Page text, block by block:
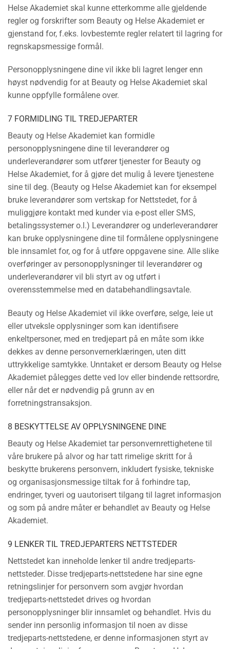
Helse Akademiet skal kunne etterkomme alle gjeldende
regler og forskrifter som Beauty og Helse Akademiet er
gjenstand for, f.eks. lovbestemte regler relatert til lagring for
regnskapsmessige formål.
Personopplysningene dine vil ikke bli lagret lenger enn
høyst nødvendig for at Beauty og Helse Akademiet skal
kunne oppfylle formålene over.
7 FORMIDLING TIL TREDJEPARTER
Beauty og Helse Akademiet kan formidle
personopplysningene dine til leverandører og
underleverandører som utfører tjenester for Beauty og
Helse Akademiet, for å gjøre det mulig å levere tjenestene
sine til deg. (Beauty og Helse Akademiet kan for eksempel
bruke leverandører som vertskap for Nettstedet, for å
muliggjøre kontakt med kunder via e-post eller SMS,
betalingssystemer o.l.) Leverandører og underleverandører
kan bruke opplysningene dine til formålene opplysningene
ble innsamlet for, og for å utføre oppgavene sine. Alle slike
overføringer av personopplysninger til leverandører og
underleverandører vil bli styrt av og utført i
overensstemmelse med en databehandlingsavtale.
Beauty og Helse Akademiet vil ikke overføre, selge, leie ut
eller utveksle opplysninger som kan identifisere
enkeltpersoner, med en tredjepart på en måte som ikke
dekkes av denne personvernerklæringen, uten ditt
uttrykkelige samtykke. Unntaket er dersom Beauty og Helse
Akademiet pålegges dette ved lov eller bindende rettsordre,
eller når det er nødvendig på grunn av en
forretningstransaksjon.
8 BESKYTTELSE AV OPPLYSNINGENE DINE
Beauty og Helse Akademiet tar personvernrettighetene til
våre brukere på alvor og har tatt rimelige skritt for å
beskytte brukerens personvern, inkludert fysiske, tekniske
og organisasjonsmessige tiltak for å forhindre tap,
endringer, tyveri og uautorisert tilgang til lagret informasjon
og som på andre måter er behandlet av Beauty og Helse
Akademiet.
9 LENKER TIL TREDJEPARTERS NETTSTEDER
Nettstedet kan inneholde lenker til andre tredjeparts-
nettsteder. Disse tredjeparts-nettstedene har sine egne
retningslinjer for personvern som avgjør hvordan
tredjeparts-nettstedet drives og hvordan
personopplysninger blir innsamlet og behandlet. Hvis du
sender inn personlig informasjon til noen av disse
tredjeparts-nettstedene, er denne informasjonen styrt av